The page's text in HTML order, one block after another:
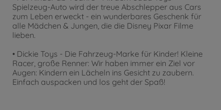
Spielzeug-Auto wird der treue Abschlepper aus Cars
zum Leben erweckt - ein wunderbares Geschenk für
alle Mädchen & Jungen, die die Disney Pixar Filme
lieben.
• Dickie Toys - Die Fahrzeug-Marke für Kinder! Kleine
Racer, große Renner: Wir haben immer ein Ziel vor
Augen: Kindern ein Lächeln ins Gesicht zu zaubern.
Einfach auspacken und los geht der Spaß!